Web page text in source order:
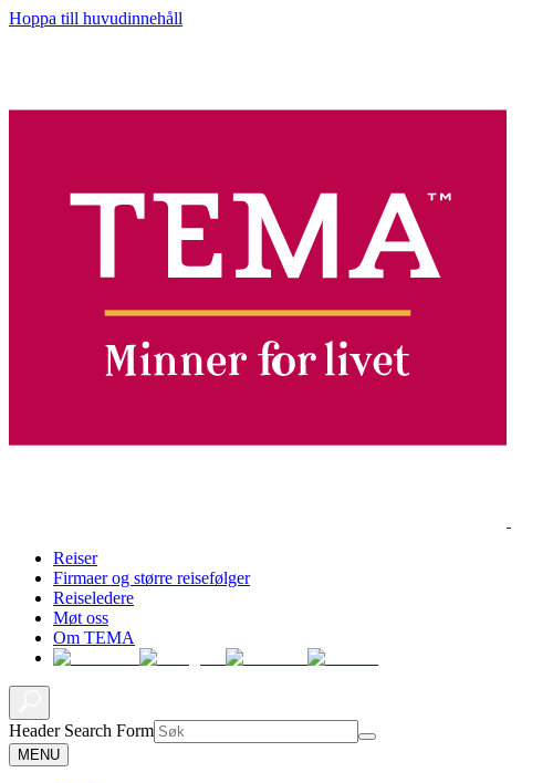
Hoppa till huvudinnehåll
Reiser
Firmaer og større reisefølger
Reiseledere
Møt oss
Om TEMA
Header Search Form
MENU